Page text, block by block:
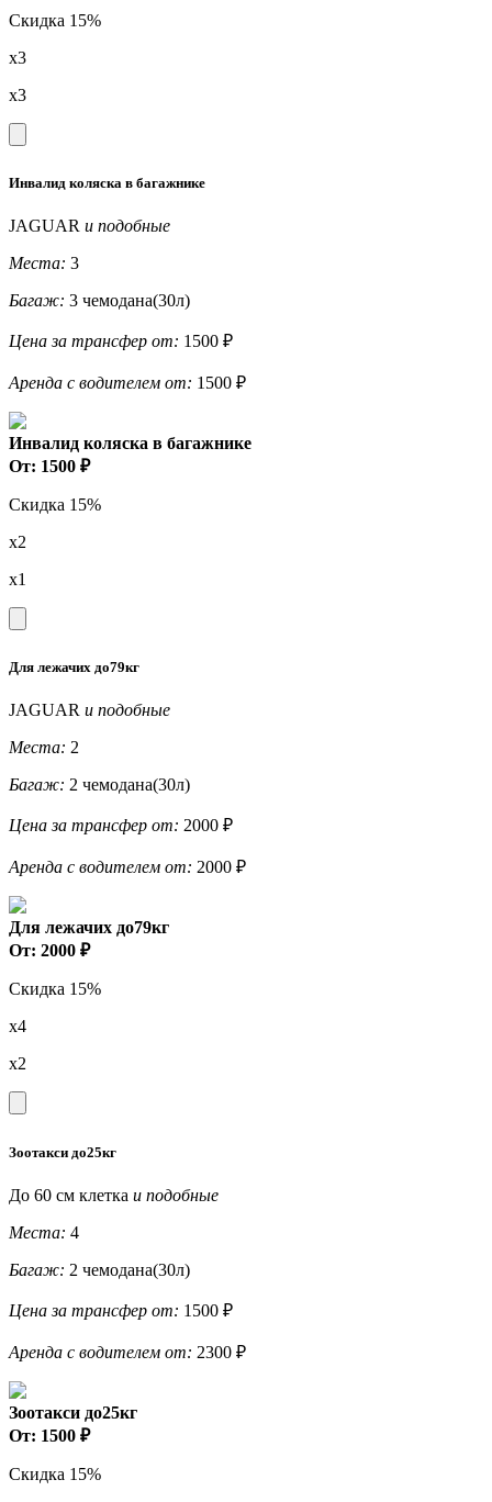
Скидка 15%
x3
x3
Инвалид коляска в багажнике
JAGUAR и подобные
Места: 3
Багаж: 3 чемодана(30л)
Цена за трансфер от: 1500 ₽
Аренда с водителем от: 1500 ₽
Инвалид коляска в багажнике
От: 1500 ₽
Скидка 15%
x2
x1
Для лежачих до79кг
JAGUAR и подобные
Места: 2
Багаж: 2 чемодана(30л)
Цена за трансфер от: 2000 ₽
Аренда с водителем от: 2000 ₽
Для лежачих до79кг
От: 2000 ₽
Скидка 15%
x4
x2
Зоотакси до25кг
До 60 см клетка и подобные
Места: 4
Багаж: 2 чемодана(30л)
Цена за трансфер от: 1500 ₽
Аренда с водителем от: 2300 ₽
Зоотакси до25кг
От: 1500 ₽
Скидка 15%